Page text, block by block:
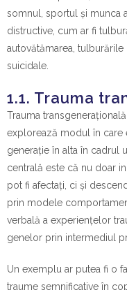
somnul, sportul și munca
distructive, cum ar fi
autovătămarea,
suicidale.
1.1. Trauma
Trauma
explorează modul în care
generație în alta în cadrul
centrală este că nu doar
pot fi afectați, ci și
prin modele
verbală a experiențelor
genelor prin intermediul
Un exemplu ar putea fi o
traume semnificative în